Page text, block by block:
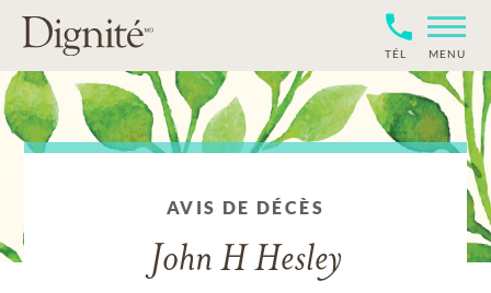
TÉL MENU
AVIS DE DÉCÈS
John H Hesley